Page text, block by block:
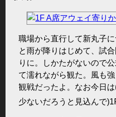
職場から直行して新丸子
と雨が降りはじめて、試
りに。しかたがないので
て濡れながら観た。風も
観戦だったよ。なお今日
少ないだろうと見込んで